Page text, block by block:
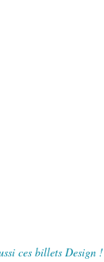
ces billets Design !